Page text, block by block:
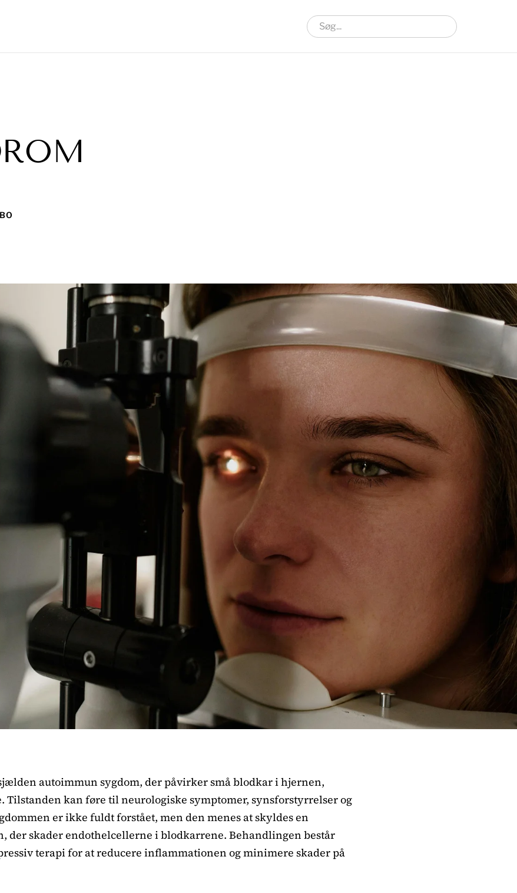
autoimmun sygdom, der påvirker små blodkar i hjernen,
Tilstanden kan føre til neurologiske symptomer, synsforstyrrelser og
er ikke fuldt forstået, men den menes at skyldes en
der skader endothelcellerne i blodkarrene. Behandlingen består
terapi for at reducere inflammationen og minimere skader på